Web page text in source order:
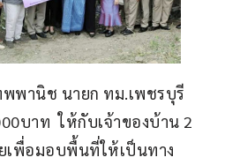
พานิช นายก ทม.เพชรบุรี
บาท  ให้กับเจ้าของบ้าน 2
เพื่อมอบพื้นที่ให้เป็นทาง